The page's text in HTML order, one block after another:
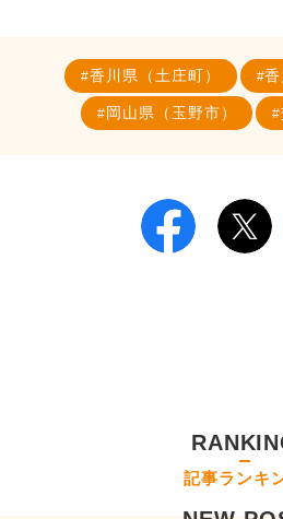
香川県（土庄町）
岡山県（玉野市）
記事ランキ